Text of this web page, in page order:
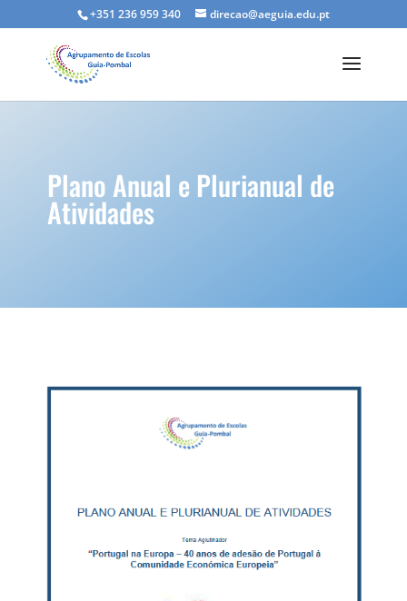
+351 236 959 340 direcao@aeguia.edu.pt
Plano Anual e Plurianual de
Atividades